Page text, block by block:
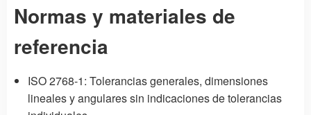
Normas y materiales de
referencia
ISO 2768-1: Tolerancias generales, dimensiones
lineales y angulares sin indicaciones de tolerancias